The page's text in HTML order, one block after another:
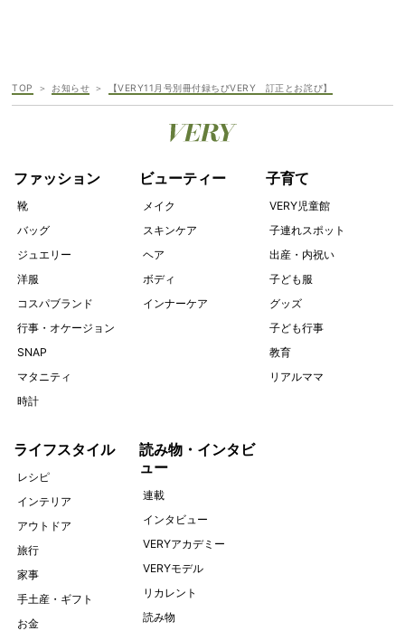
TOP お知らせ 【VERY11月号別冊付録ちびVERY 訂正とお詫び】
ファッション
靴
バッグ
ジュエリー
洋服
コスパブランド
行事・オケージョン
SNAP
マタニティ
時計
ビューティー
メイク
スキンケア
ヘア
ボディ
インナーケア
子育て
VERY児童館
子連れスポット
出産・内祝い
子ども服
グッズ
子ども行事
教育
リアルママ
ライフスタイル
レシピ
インテリア
アウトドア
旅行
家事
手土産・ギフト
お金
読み物・インタビ
ュー
連載
インタビュー
VERYアカデミー
VERYモデル
リカレント
読み物